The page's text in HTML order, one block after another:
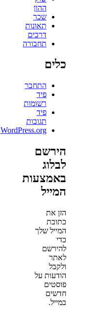
ההון
שכר
תאונות
דרכים
תחבורה
כלים
התחבר
פיד
רשומות
פיד
תגובות
WordPress.org
הירשם
לבלוג
באמצעות
המייל
הזן את
כתובת
המייל שלך
כדי
להירשם
לאתר
ולקבל
הודעות על
פוסטים
חדשים
במייל.